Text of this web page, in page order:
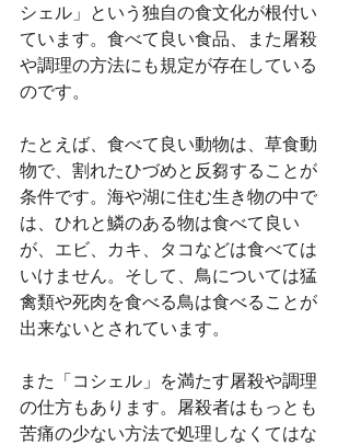
シェル」という独自の食文化が根付い
ています。食べて良い食品、また屠殺
や調理の方法にも規定が存在している
のです。
たとえば、食べて良い動物は、草食動
物で、割れたひづめと反芻することが
条件です。海や湖に住む生き物の中で
は、ひれと鱗のある物は食べて良い
が、エビ、カキ、タコなどは食べては
いけません。そして、鳥については猛
禽類や死肉を食べる鳥は食べることが
出来ないとされています。
また「コシェル」を満たす屠殺や調理
の仕方もあります。屠殺者はもっとも
苦痛の少ない方法で処理しなくてはな